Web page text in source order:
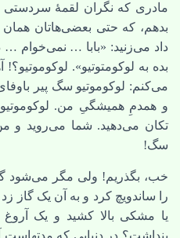
مادری که نگران لقمۀ
بدهم، که حتی بعضی‌هاتان
داد می‌زنید: «بابا … نمی‌خوام
بده به لوکومتوتیو».
می‌کنم: لوکوموتیو سگ پیر
و همدمِ همیشگیِ من.
تکان می‌دهید. شما می‌روید و
سگ!
خب، بگذریم! ولی مگر می‌شود
را ساندویچ کرد و به آن یک گاز
یا مشکی بالا کشید و یک
پنداشت؟ در دنیایی که